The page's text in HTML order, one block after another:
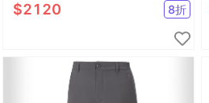
$2120 8折